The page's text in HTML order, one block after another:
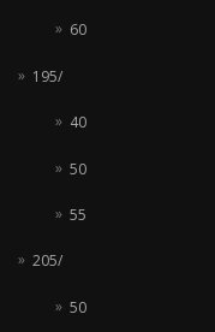
60
195/
40
50
55
205/
50